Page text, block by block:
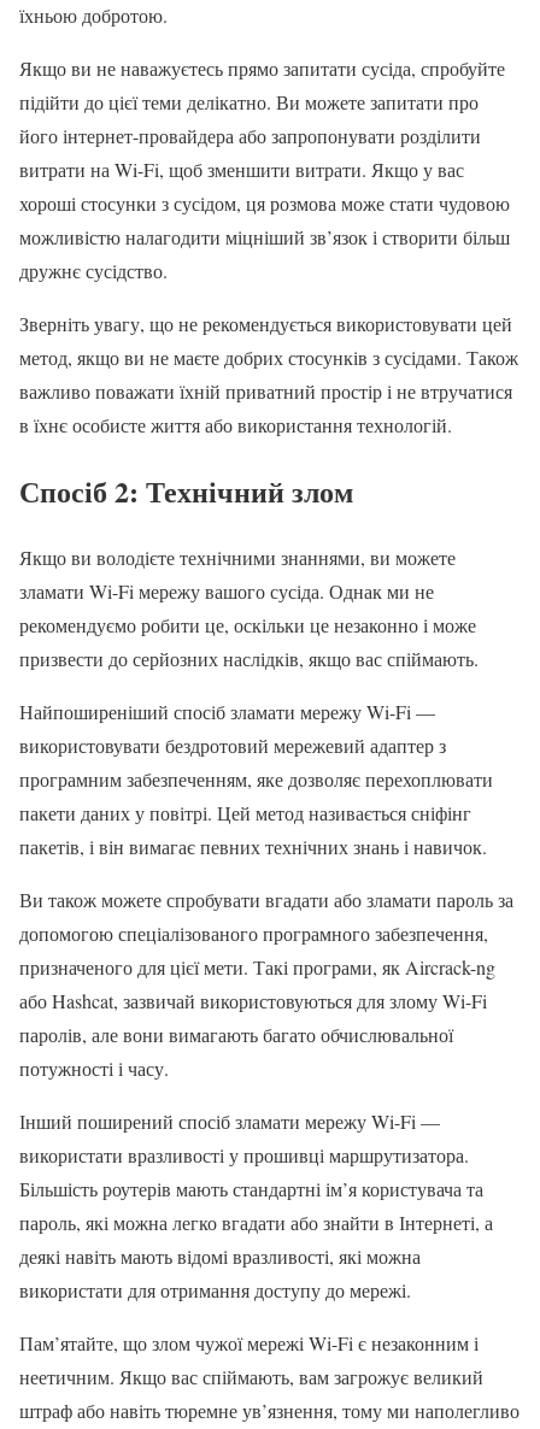
їхньою добротою.
Якщо ви не наважуєтесь прямо запитати сусіда, спробуйте
підійти до цієї теми делікатно. Ви можете запитати про
його інтернет-провайдера або запропонувати розділити
витрати на Wi-Fi, щоб зменшити витрати. Якщо у вас
хороші стосунки з сусідом, ця розмова може стати чудовою
можливістю налагодити міцніший зв’язок і створити більш
дружнє сусідство.
Зверніть увагу, що не рекомендується використовувати цей
метод, якщо ви не маєте добрих стосунків з сусідами. Також
важливо поважати їхній приватний простір і не втручатися
в їхнє особисте життя або використання технологій.
Спосіб 2: Технічний злом
Якщо ви володієте технічними знаннями, ви можете
зламати Wi-Fi мережу вашого сусіда. Однак ми не
рекомендуємо робити це, оскільки це незаконно і може
призвести до серйозних наслідків, якщо вас спіймають.
Найпоширеніший спосіб зламати мережу Wi-Fi —
використовувати бездротовий мережевий адаптер з
програмним забезпеченням, яке дозволяє перехоплювати
пакети даних у повітрі. Цей метод називається сніфінг
пакетів, і він вимагає певних технічних знань і навичок.
Ви також можете спробувати вгадати або зламати пароль за
допомогою спеціалізованого програмного забезпечення,
призначеного для цієї мети. Такі програми, як Aircrack-ng
або Hashcat, зазвичай використовуються для злому Wi-Fi
паролів, але вони вимагають багато обчислювальної
потужності і часу.
Інший поширений спосіб зламати мережу Wi-Fi —
використати вразливості у прошивці маршрутизатора.
Більшість роутерів мають стандартні ім’я користувача та
пароль, які можна легко вгадати або знайти в Інтернеті, а
деякі навіть мають відомі вразливості, які можна
використати для отримання доступу до мережі.
Пам’ятайте, що злом чужої мережі Wi-Fi є незаконним і
неетичним. Якщо вас спіймають, вам загрожує великий
штраф або навіть тюремне ув’язнення, тому ми наполегливо